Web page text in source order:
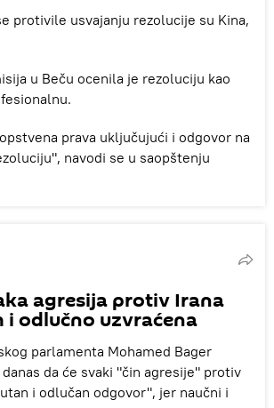
protivile usvajanju rezolucije su Kina,
u Beču ocenila je rezoluciju kao
prava uključujući i odgovor na
navodi se u saopštenju
agresija protiv Irana
i odlučno uzvraćena
parlamenta Mohamed Bager
da će svaki "čin agresije" protiv
i odlučan odgovor", jer naučni i